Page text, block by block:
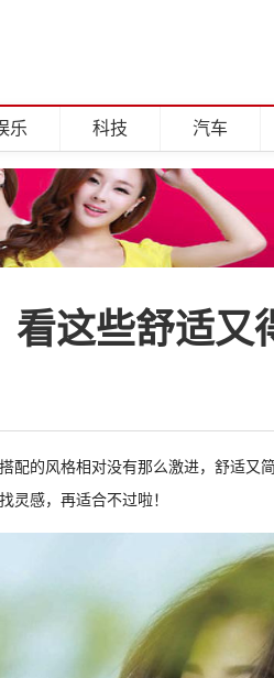
乐 科技 汽车
看这些舒适
配的风格相对没有那么激进，舒适又
灵感，再适合不过啦！